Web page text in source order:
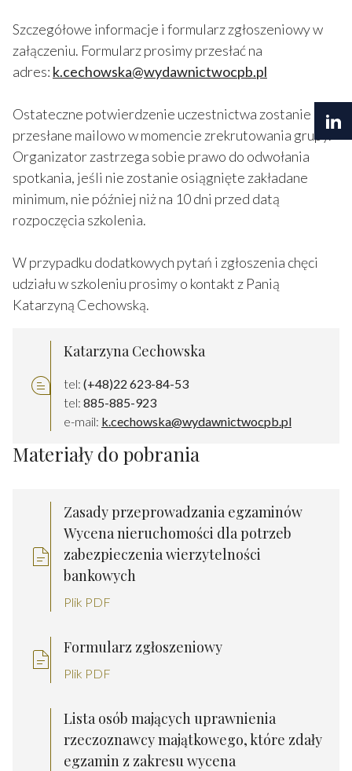
Szczegółowe informacje i formularz zgłoszeniowy w
załączeniu. Formularz prosimy przesłać na
adres: k.cechowska@wydawnictwocpb.pl
Ostateczne potwierdzenie uczestnictwa zostanie
przesłane mailowo w momencie zrekrutowania grupy.
Organizator zastrzega sobie prawo do odwołania
spotkania, jeśli nie zostanie osiągnięte zakładane
minimum, nie później niż na 10 dni przed datą
rozpoczęcia szkolenia.
W przypadku dodatkowych pytań i zgłoszenia chęci
udziału w szkoleniu prosimy o kontakt z Panią
Katarzyną Cechowską.
Katarzyna Cechowska
tel: (+48)22 623-84-53
tel: 885-885-923
e-mail: k.cechowska@wydawnictwocpb.pl
Materiały do pobrania
Zasady przeprowadzania egzaminów
Wycena nieruchomości dla potrzeb
zabezpieczenia wierzytelności
bankowych
Plik PDF
Formularz zgłoszeniowy
Plik PDF
Lista osób mających uprawnienia
rzeczoznawcy majątkowego, które zdały
egzamin z zakresu wycena